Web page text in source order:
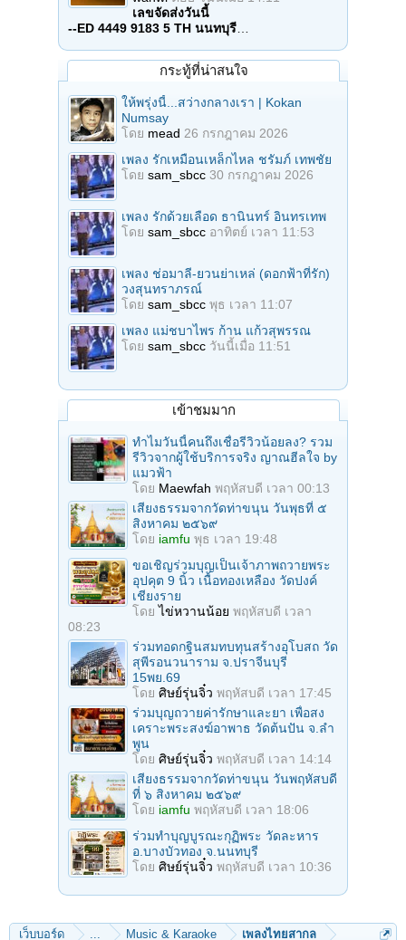
เลขจัดส่งวันนี้
--ED 4449 9183 5 TH นนทบุรี
กระทู้ที่น่าสนใจ
ให้พรุ่งนี้...สว่างกลางเรา | Kokan
Numsay
โดย mead 26 กรกฎาคม 2026
เพลง รักเหมือนเหล็กไหล ชรัมภ์ เทพชัย
โดย sam_sbcc 30 กรกฎาคม 2026
เพลง รักด้วยเลือด ธานินทร์ อินทรเทพ
โดย sam_sbcc อาทิตย์ เวลา 11:53
เพลง ช่อมาลี-ยวนย่าเหล่ (ดอกฟ้าที่รัก)
วงสุนทราภรณ์
โดย sam_sbcc พุธ เวลา 11:07
เพลง แม่ชบาไพร ก้าน แก้วสุพรรณ
โดย sam_sbcc วันนี้เมื่อ 11:51
เข้าชมมาก
ทำไมวันนี้คนถึงเชื่อรีวิวน้อยลง? รวม
รีวิวจากผู้ใช้บริการจริง ญาณฮีลใจ by
แมวฟ้า
โดย Maewfah พฤหัสบดี เวลา 00:13
เสียงธรรมจากวัดท่าขนุน วันพุธที่ ๕
สิงหาคม ๒๕๖๙
โดย iamfu พุธ เวลา 19:48
ขอเชิญร่วมบุญเป็นเจ้าภาพถวายพระ
อุปคุต 9 นิ้ว เนื้อทองเหลือง วัดปงค์
เชียงราย
โดยไข่หวานน้อย พฤหัสบดี เวลา
08:23
ร่วมทอดกฐินสมทบทุนสร้างอุโบสถ วัด
สุพีรอนวนาราม จ.ปราจีนบุรี
15พย.69
โดย ศิษย์รุ่นจิ๋ว พฤหัสบดี เวลา 17:45
ร่วมบุญถวายค่ารักษาและยา เพื่อสง
เคราะพระสงฆ์อาพาธ วัดต้นปัน จ.ลํา
พูน
โดย ศิษย์รุ่นจิ๋ว พฤหัสบดี เวลา 14:14
เสียงธรรมจากวัดท่าขนุน วันพฤหัสบดี
ที่ ๖ สิงหาคม ๒๕๖๙
โดย iamfu พฤหัสบดี เวลา 18:06
ร่วมทําบุญบูรณะกุฏิพระ วัดละหาร
อ.บางบัวทอง จ.นนทบุรี
โดย ศิษย์รุ่นจิ๋ว พฤหัสบดี เวลา 10:36
เว็บบอร์ด Music & Karaoke เพลงไทยสากล